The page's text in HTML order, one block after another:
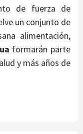
de fuerza de
un conjunto de
alimentación,
formarán parte
y más años de